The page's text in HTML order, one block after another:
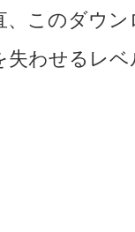
、このダウ
失わせるレベ